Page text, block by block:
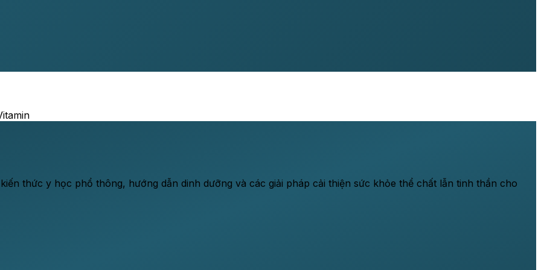
thức y học phổ thông, hướng dẫn dinh dưỡng và các giải pháp cải thiện sức khỏe thể chất lẫn tinh thần cho